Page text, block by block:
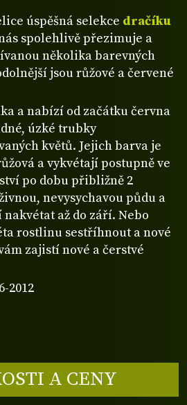
úspěšná selekce dračíku
spolehlivě přezimuje a
několika barevných
jsou růžové a červené
a nabízí od začátku června
úzké trubky
květů. Jejich barva je
a vykvétají postupně ve
po dobu přibližně 2
nevysychavou půdu a
až do září. Nebo
rostlinu sestříhnout a nové
zajistí nové a čerstvé
2012
A CENY